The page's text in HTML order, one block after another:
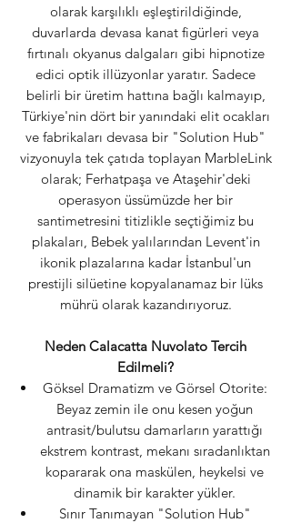
olarak karşılıklı eşleştirildiğinde,
duvarlarda devasa kanat figürleri veya
fırtınalı okyanus dalgaları gibi hipnotize
edici optik illüzyonlar yaratır. Sadece
belirli bir üretim hattına bağlı kalmayıp,
Türkiye'nin dört bir yanındaki elit ocakları
ve fabrikaları devasa bir "Solution Hub"
vizyonuyla tek çatıda toplayan MarbleLink
olarak; Ferhatpaşa ve Ataşehir'deki
operasyon üssümüzde her bir
santimetresini titizlikle seçtiğimiz bu
plakaları, Bebek yalılarından Levent'in
ikonik plazalarına kadar İstanbul'un
prestijli silüetine kopyalanamaz bir lüks
mührü olarak kazandırıyoruz.
Neden Calacatta Nuvolato Tercih
Edilmeli?
Göksel Dramatizm ve Görsel Otorite:
Beyaz zemin ile onu kesen yoğun
antrasit/bulutsu damarların yarattığı
ekstrem kontrast, mekanı sıradanlıktan
kopararak ona maskülen, heykelsi ve
dinamik bir karakter yükler.
Sınır Tanımayan "Solution Hub"